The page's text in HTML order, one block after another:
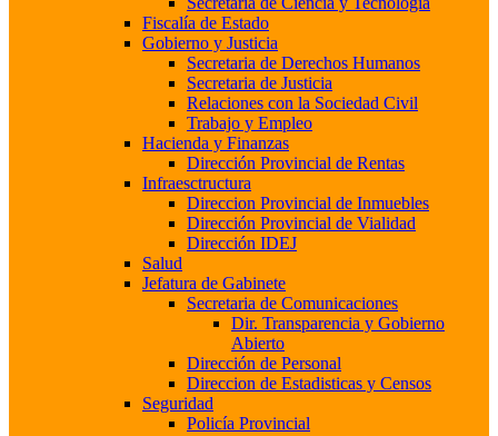
Fiscalía de Estado
Gobierno y Justicia
Secretaria de Derechos Humanos
Secretaria de Justicia
Relaciones con la Sociedad Civil
Trabajo y Empleo
Hacienda y Finanzas
Dirección Provincial de Rentas
Infraesctructura
Direccion Provincial de Inmuebles
Dirección Provincial de Vialidad
Dirección IDEJ
Salud
Jefatura de Gabinete
Secretaria de Comunicaciones
Dir. Transparencia y Gobierno
Abierto
Dirección de Personal
Direccion de Estadisticas y Censos
Seguridad
Policía Provincial